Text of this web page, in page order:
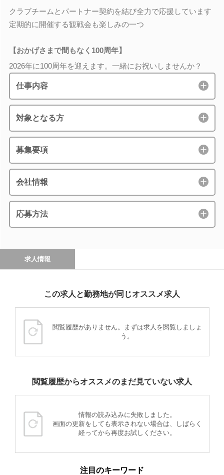
クラブチームとパートナー契約を結び全力で応援しています
定期的に開催する観戦会も楽しみの一つ
【おかげさまで間もなく100周年】
2026年に100周年を迎えます。一緒にお祝いしませんか？
仕事内容
対象となる方
募集要項
会社情報
応募方法
求人情報
この求人と勤務地が同じオススメ求人
閲覧履歴がありません。まずは求人を閲覧しましょ
う。
閲覧履歴からオススメのまだ見ていない求人
情報の読み込みに失敗しました。
画面の更新をしても表示されない場合は、しばらく
経ってから再度お試しください。
注目のキーワード